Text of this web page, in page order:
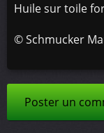
Huile sur toile
©Schmucker
Poster un